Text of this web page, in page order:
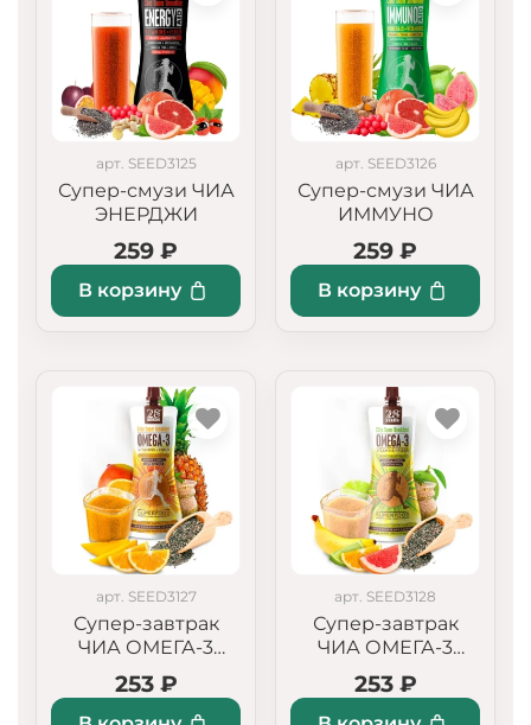
арт. SEED3125
Супер-смузи ЧИА
ЭНЕРДЖИ
259 ₽
В корзину
арт. SEED3126
Супер-смузи ЧИА
ИММУНО
259 ₽
В корзину
арт. SEED3127
Супер-завтрак
ЧИА ОМЕГА-3
«Тропические
фрукты»
253 ₽
арт. SEED3128
Супер-завтрак
ЧИА ОМЕГА-3
«Цитрусовый
твист»
253 ₽